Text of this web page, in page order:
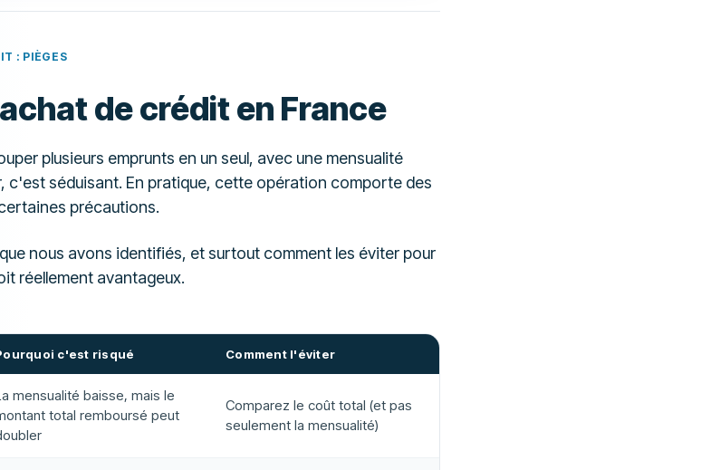
: PIÈGES
de crédit en France
plusieurs emprunts en un seul, avec une mensualité
c'est séduisant. En pratique, cette opération comporte des
précautions.
nous avons identifiés, et surtout comment les éviter pour
réellement avantageux.
c'est risqué Comment l'éviter
mensualité baisse, mais le
total remboursé peut
Comparez le coût total (et pas
seulement la mensualité)